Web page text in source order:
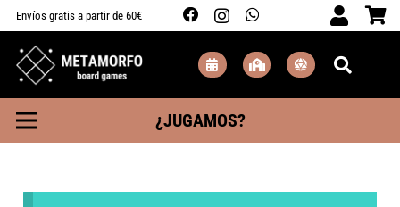
Envíos gratis a partir de 60€
¿JUGAMOS?